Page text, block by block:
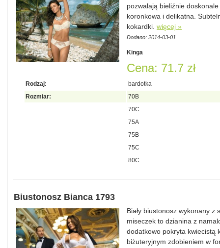
pozwalają bieliźnie
koronkowa i delikatna.
kokardki. więcej »
Dodano: 2014-03-01
Kinga
Cena: 71.7 zł
Rodzaj:
bardotka
Rozmiar:
70B
70C
75A
75B
75C
80C
Biustonosz Bianca 1793
Biały biustonosz wykonany z
miseczek to dzianina z
dodatkowo pokryta kwiecistą
biżuteryjnym zdobieniem w